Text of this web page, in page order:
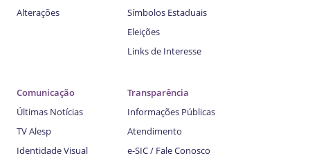
Alterações
Símbolos Estaduais
Eleições
Links de Interesse
Comunicação
Últimas Notícias
TV Alesp
Identidade Visual
Transparência
Informações Públicas
Atendimento
e-SIC / Fale Conosco